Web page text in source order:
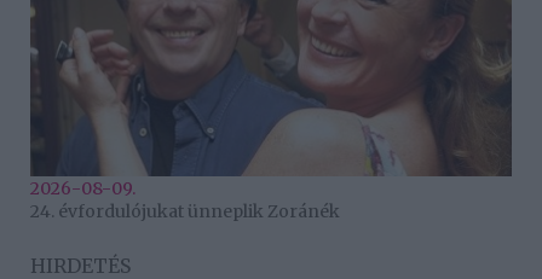
2026-08-09.
24. évfordulójukat ünneplik Zoránék
HIRDETÉS